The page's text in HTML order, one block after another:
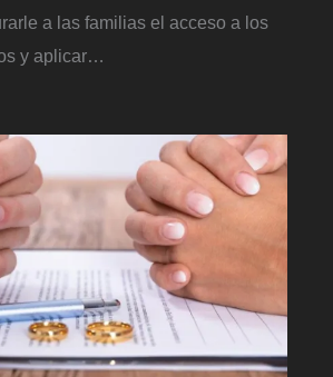
a las familias el acceso a los
y aplicar…